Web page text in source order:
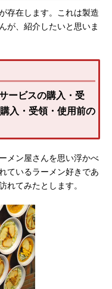
存在します。これは製造
が、紹介したいと思いま
ービスの購入・受
入・受領・使用前の
メン屋さんを思い浮かべ
ているラーメン好きであ
れてみたとします。